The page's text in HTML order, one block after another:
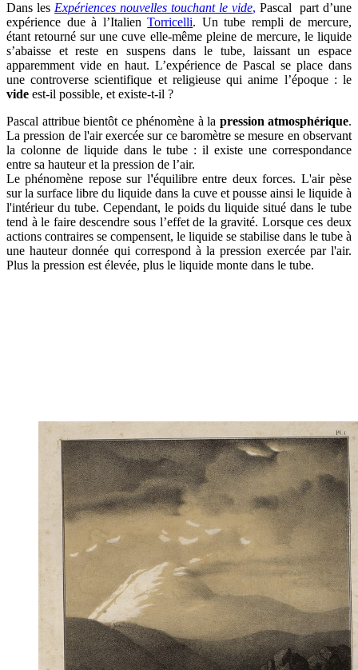
Dans les Expériences nouvelles touchant le vide, Pascal part d’une
expérience due à l’ItalienTorricelli. Un tube rempli de mercure,
étant retourné sur une cuve elle-même pleine de mercure, le liquide
s’abaisse et reste en suspens dans le tube, laissant un espace
apparemment vide en haut. L’expérience de Pascal se place dans
une controverse scientifique et religieuse qui anime l’époque : le
vide est-il possible, et existe-t-il ?
Pascal attribue bientôt ce phénomène à la pression atmosphérique.
La pression de l'air exercée sur ce baromètre se mesure en observant
la colonne de liquide dans le tube : il existe une correspondance
entre sa hauteur et la pression de l’air.
Le phénomène repose sur l'équilibre entre deux forces. L'air pèse
sur la surface libre du liquide dans la cuve et pousse ainsi le liquide à
l'intérieur du tube. Cependant, le poids du liquide situé dans le tube
tend à le faire descendre sous l’effet de la gravité. Lorsque ces deux
actions contraires se compensent, le liquide se stabilise dans le tube à
une hauteur donnée qui correspond à la pression exercée par l'air.
Plus la pression est élevée, plus le liquide monte dans le tube.